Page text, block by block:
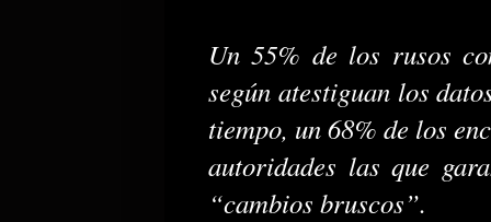
Un 55% de los rusos
según atestiguan los
tiempo, un 68% de los
autoridades las que
“cambios bruscos”.